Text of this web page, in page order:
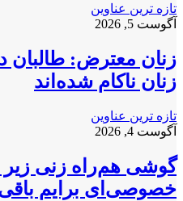
تازه ترین عناوین
آگوست 5, 2026
زنان معترض:
زنان ناکام شده‌اند
تازه ترین عناوین
آگوست 4, 2026
گوشی هم‌راه زنی زیر
خصوصی‌ای برایم